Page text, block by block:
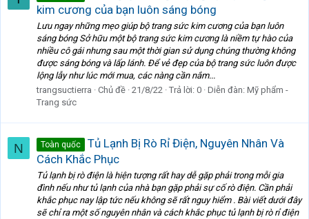
kim cương của bạn luôn sáng bóng
Lưu ngay những mẹo giúp bộ trang sức kim cương của bạn luôn
sáng bóng Sở hữu một bộ trang sức kim cương là niềm tự hào của
nhiều cô gái nhưng sau một thời gian sử dụng chúng thường không
được sáng bóng và lấp lánh. Để vẻ đẹp của bộ trang sức luôn được
lộng lẫy như lúc mới mua, các nàng cần nắm...
trangsuctierra
Chủ đề 21/8/22 Trả lời: 0 Diễn đàn: Mỹ phẩm -
Trang sức
N Toàn quốc
Tủ Lạnh Bị Rò Rỉ Điện, Nguyên Nhân Và
Cách Khắc Phục
Tủ lạnh bị rò điện là hiện tượng rất hay dễ gặp phải trong mỗi gia
đình nếu như tủ lạnh của nhà bạn gặp phải sự cố rò điện. Cần phải
khắc phục nay lập tức nếu không sẽ rất nguy hiểm . Bài viết dưới đây
sẽ chỉ ra một số nguyên nhân và cách khắc phục tủ lạnh bị rò rỉ điện